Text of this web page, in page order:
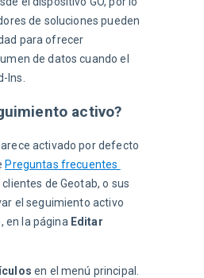
de soluciones pueden
para ofrecer
de datos cuando el
Ins.
activo?
activado por defecto
Preguntas frecuentes
clientes de Geotab, o sus
el seguimiento activo
en la página Editar
en el menú principal.